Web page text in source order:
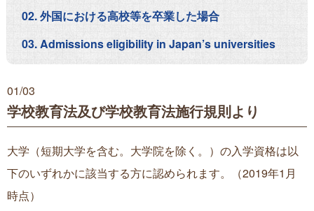
外国における高校等を卒業した場合
Admissions eligibility in Japan’s universities
01/03
学校教育法及び学校教育法施行規則より
大学（短期大学を含む。大学院を除く。）の入学資格は以
下のいずれかに該当する方に認められます。（2019年1月
時点）